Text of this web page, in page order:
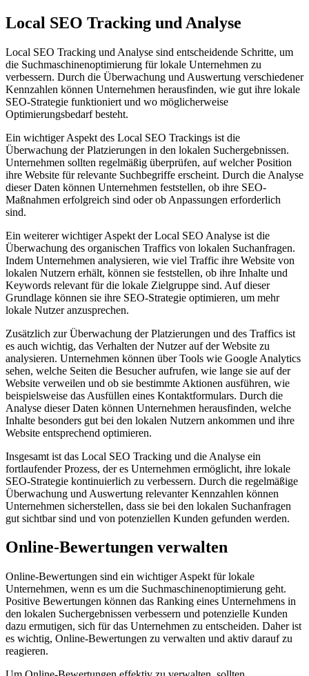
Local SEO Tracking und Analyse
Local SEO Tracking und Analyse sind entscheidende Schritte, um
die Suchmaschinenoptimierung für lokale Unternehmen zu
verbessern. Durch die Überwachung und Auswertung verschiedener
Kennzahlen können Unternehmen herausfinden, wie gut ihre lokale
SEO-Strategie funktioniert und wo möglicherweise
Optimierungsbedarf besteht.
Ein wichtiger Aspekt des Local SEO Trackings ist die
Überwachung der Platzierungen in den lokalen Suchergebnissen.
Unternehmen sollten regelmäßig überprüfen, auf welcher Position
ihre Website für relevante Suchbegriffe erscheint. Durch die Analyse
dieser Daten können Unternehmen feststellen, ob ihre SEO-
Maßnahmen erfolgreich sind oder ob Anpassungen erforderlich
sind.
Ein weiterer wichtiger Aspekt der Local SEO Analyse ist die
Überwachung des organischen Traffics von lokalen Suchanfragen.
Indem Unternehmen analysieren, wie viel Traffic ihre Website von
lokalen Nutzern erhält, können sie feststellen, ob ihre Inhalte und
Keywords relevant für die lokale Zielgruppe sind. Auf dieser
Grundlage können sie ihre SEO-Strategie optimieren, um mehr
lokale Nutzer anzusprechen.
Zusätzlich zur Überwachung der Platzierungen und des Traffics ist
es auch wichtig, das Verhalten der Nutzer auf der Website zu
analysieren. Unternehmen können über Tools wie Google Analytics
sehen, welche Seiten die Besucher aufrufen, wie lange sie auf der
Website verweilen und ob sie bestimmte Aktionen ausführen, wie
beispielsweise das Ausfüllen eines Kontaktformulars. Durch die
Analyse dieser Daten können Unternehmen herausfinden, welche
Inhalte besonders gut bei den lokalen Nutzern ankommen und ihre
Website entsprechend optimieren.
Insgesamt ist das Local SEO Tracking und die Analyse ein
fortlaufender Prozess, der es Unternehmen ermöglicht, ihre lokale
SEO-Strategie kontinuierlich zu verbessern. Durch die regelmäßige
Überwachung und Auswertung relevanter Kennzahlen können
Unternehmen sicherstellen, dass sie bei den lokalen Suchanfragen
gut sichtbar sind und von potenziellen Kunden gefunden werden.
Online-Bewertungen verwalten
Online-Bewertungen sind ein wichtiger Aspekt für lokale
Unternehmen, wenn es um die Suchmaschinenoptimierung geht.
Positive Bewertungen können das Ranking eines Unternehmens in
den lokalen Suchergebnissen verbessern und potenzielle Kunden
dazu ermutigen, sich für das Unternehmen zu entscheiden. Daher ist
es wichtig, Online-Bewertungen zu verwalten und aktiv darauf zu
reagieren.